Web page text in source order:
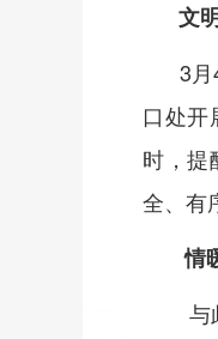
文
3月4
口处开
时，提
全、
情
与此